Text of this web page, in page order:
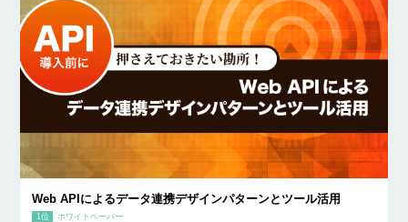
Web APIによるデータ連携デザインパターンとツール活用
ホワイトペーパー